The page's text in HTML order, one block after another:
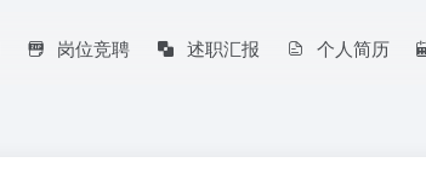
岗位竞聘 述职汇报 个人简历